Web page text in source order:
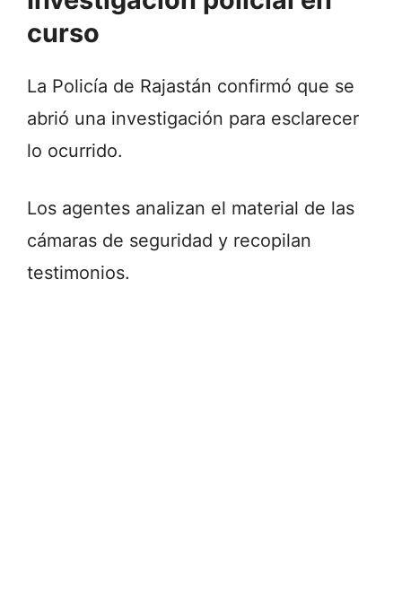
curso
La Policía de Rajastán confirmó que se
abrió una investigación para esclarecer
lo ocurrido.
Los agentes analizan el material de las
cámaras de seguridad y recopilan
testimonios.